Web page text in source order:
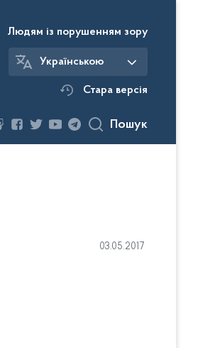
Людям із порушенням зору
Українською
Стара версія
Пошук
03.05.2017